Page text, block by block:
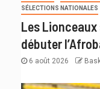
SÉLECTIONS NATIONALES
Les
débuter
6 août 2026